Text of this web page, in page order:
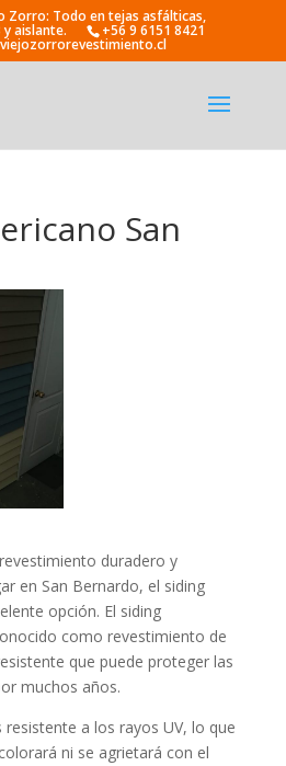
+56 9 6151 8421
San
duradero y
en San Bernardo, el siding
opción. El siding
como revestimiento de
que puede proteger las
muchos años.
resistente a los rayos UV, lo que
ni se agrietará con el